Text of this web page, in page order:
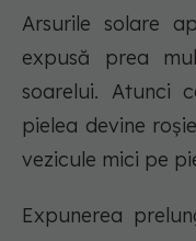
Arsurile solare
expusă prea
soarelui. Atunci
pielea devine
vezicule mici pe
Expunerea